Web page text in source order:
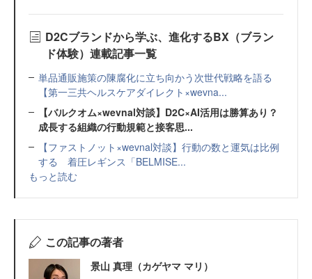
D2Cブランドから学ぶ、進化するBX（ブラン
ド体験）連載記事一覧
単品通販施策の陳腐化に立ち向かう次世代戦略を語る
【第一三共ヘルスケアダイレクト×wevna...
【バルクオム×wevnal対談】D2C×AI活用は勝算あり？
成長する組織の行動規範と接客思...
【ファストノット×wevnal対談】行動の数と運気は比例
する 着圧レギンス「BELMISE...
もっと読む
この記事の著者
景山 真理（カゲヤマ マリ）